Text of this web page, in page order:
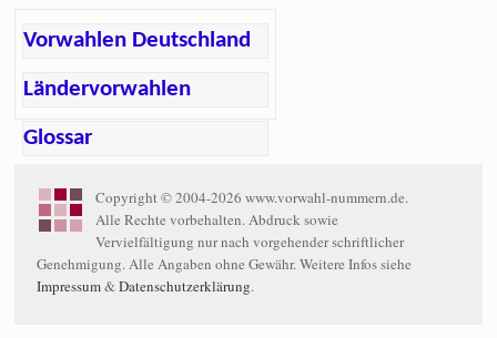
Vorwahlen Deutschland
Ländervorwahlen
Glossar
Copyright © 2004-2026 www.vorwahl-nummern.de.
Alle Rechte vorbehalten. Abdruck sowie
Vervielfältigung nur nach vorgehender schriftlicher
Genehmigung. Alle Angaben ohne Gewähr. Weitere Infos siehe
Impressum&Datenschutzerklärung.